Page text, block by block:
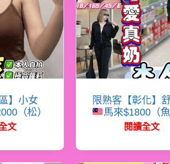
】小女
（松）
文
限熟客【彰化】
馬來$1800（魚
閱讀全文